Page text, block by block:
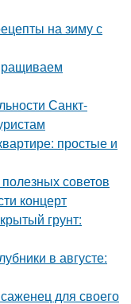
на зиму с
Санкт-
простые и
советов
концерт
грунт:
в августе:
для своего